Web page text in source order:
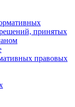
принятых
правовых